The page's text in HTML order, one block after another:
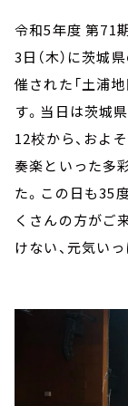
令和5年度 第71
3日（木）に茨城
催された「土浦
す。当日は茨城
12校から、およ
奏楽といった多
た。この日も35
くさんの方がご
けない、元気い